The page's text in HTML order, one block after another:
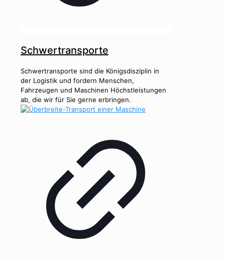
Schwertransporte
Schwertransporte sind die Königsdisziplin in
der Logistik und fordern Menschen,
Fahrzeugen und Maschinen Höchstleistungen
ab, die wir für Sie gerne erbringen.